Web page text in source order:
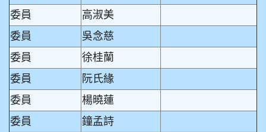
委員
高淑美
委員
吳念慈
委員
徐桂蘭
委員
阮氏緣
委員
楊曉蓮
委員
鐘孟詩